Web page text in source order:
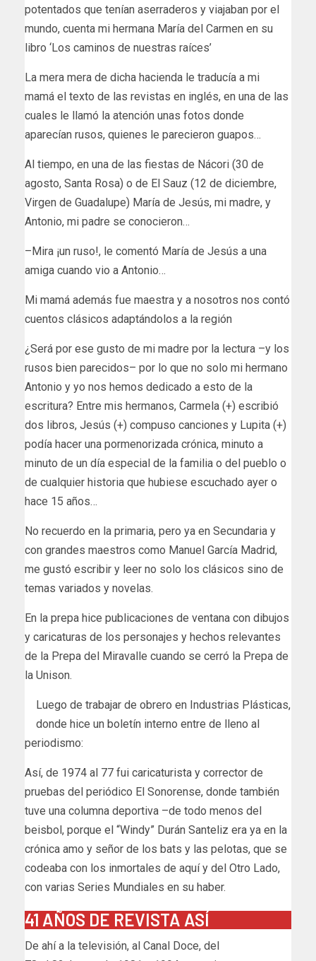
potentados que tenían aserraderos y viajaban por el
mundo, cuenta mi hermana María del Carmen en su
libro ‘Los caminos de nuestras raíces’
La mera mera de dicha hacienda le traducía a mi
mamá el texto de las revistas en inglés, en una de las
cuales le llamó la atención unas fotos donde
aparecían rusos, quienes le parecieron guapos…
Al tiempo, en una de las fiestas de Nácori (30 de
agosto, Santa Rosa) o de El Sauz (12 de diciembre,
Virgen de Guadalupe) María de Jesús, mi madre, y
Antonio, mi padre se conocieron…
–Mira ¡un ruso!, le comentó María de Jesús a una
amiga cuando vio a Antonio…
Mi mamá además fue maestra y a nosotros nos contó
cuentos clásicos adaptándolos a la región
¿Será por ese gusto de mi madre por la lectura –y los
rusos bien parecidos– por lo que no solo mi hermano
Antonio y yo nos hemos dedicado a esto de la
escritura? Entre mis hermanos, Carmela (+) escribió
dos libros, Jesús (+) compuso canciones y Lupita (+)
podía hacer una pormenorizada crónica, minuto a
minuto de un día especial de la familia o del pueblo o
de cualquier historia que hubiese escuchado ayer o
hace 15 años…
No recuerdo en la primaria, pero ya en Secundaria y
con grandes maestros como Manuel García Madrid,
me gustó escribir y leer no solo los clásicos sino de
temas variados y novelas.
En la prepa hice publicaciones de ventana con dibujos
y caricaturas de los personajes y hechos relevantes
de la Prepa del Miravalle cuando se cerró la Prepa de
la Unison.
Luego de trabajar de obrero en Industrias Plásticas,
donde hice un boletín interno entre de lleno al
periodismo:
Así, de 1974 al 77 fui caricaturista y corrector de
pruebas del periódico El Sonorense, donde también
tuve una columna deportiva –de todo menos del
beisbol, porque el “Windy” Durán Santeliz era ya en la
crónica amo y señor de los bats y las pelotas, que se
codeaba con los inmortales de aquí y del Otro Lado,
con varias Series Mundiales en su haber.
41 AÑOS DE REVISTA ASÍ
De ahí a la televisión, al Canal Doce, del